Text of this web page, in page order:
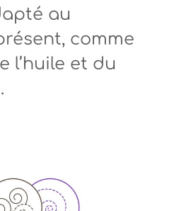
au
comme
l’huile et du